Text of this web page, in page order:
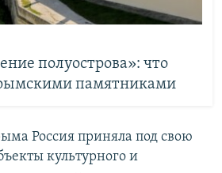
полуострова»: что
памятниками
Россия приняла под свою
культурного и